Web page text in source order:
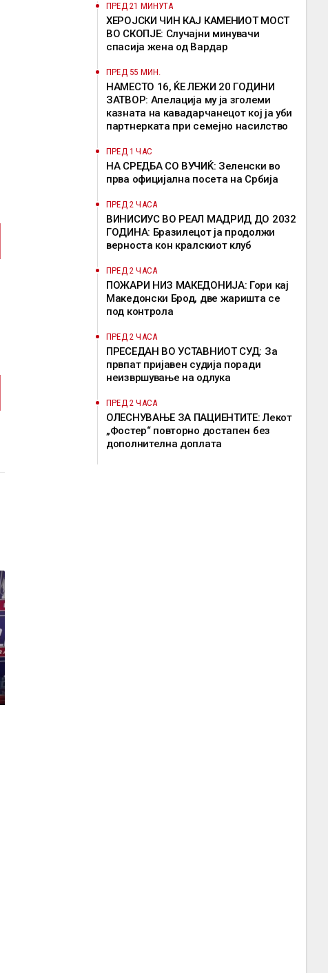
ПРЕД 21 МИНУТА
ХЕРОЈСКИ ЧИН КАЈ КАМЕНИОТ МОСТ
ВО СКОПЈЕ: Случајни минувачи
спасија жена од Вардар
ПРЕД 55 МИН.
НАМЕСТО 16, ЌЕ ЛЕЖИ 20 ГОДИНИ
ЗАТВОР: Апелација му ја зголеми
казната на кавадарчанецот кој ја уби
партнерката при семејно насилство
ПРЕД 1 ЧАС
НА СРЕДБА СО ВУЧИЌ: Зеленски во
прва официјална посета на Србија
ПРЕД 2 ЧАСА
ВИНИСИУС ВО РЕАЛ МАДРИД ДО 2032
ГОДИНА: Бразилецот ја продолжи
верноста кон кралскиот клуб
ПРЕД 2 ЧАСА
ПОЖАРИ НИЗ МАКЕДОНИЈА: Гори кај
Македонски Брод, две жаришта се
под контрола
ПРЕД 2 ЧАСА
ПРЕСЕДАН ВО УСТАВНИОТ СУД: За
првпат пријавен судија поради
неизвршување на одлука
ПРЕД 2 ЧАСА
ОЛЕСНУВАЊЕ ЗА ПАЦИЕНТИТЕ: Лекот
„Фостер“ повторно достапен без
дополнителна доплата